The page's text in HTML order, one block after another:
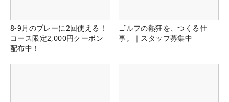
8-9月のプレーに2回使える！
コース限定2,000円クーポン
配布中！
ゴルフの熱狂を、つくる仕
事。｜スタッフ募集中